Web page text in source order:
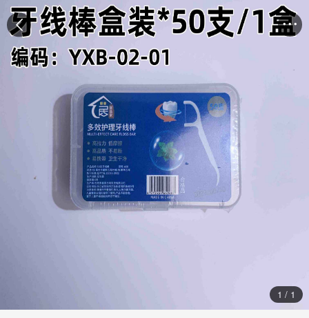
 
1 / 1